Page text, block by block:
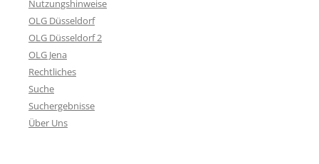
Nutzungshinweise
OLG Düsseldorf
OLG Düsseldorf 2
OLG Jena
Rechtliches
Suche
Suchergebnisse
Über Uns